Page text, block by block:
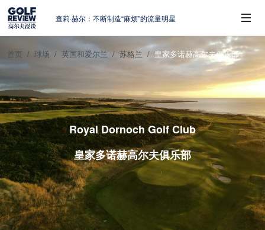
查莉·赫尔：不断制造“麻烦”的流量明星
的差距在哪？
大满贯球场设置的演变和期许
AIG英国女子公开赛，一场大满贯的50年
蜕变
避暑北海道：原始森林中挥杆，美食与清
风作伴
Menu
首页 球场 英国和爱尔兰 苏格兰 皇家多诺赫高尔夫俱乐部
Royal Dornoch Golf Club
皇家多诺赫高尔夫俱乐部